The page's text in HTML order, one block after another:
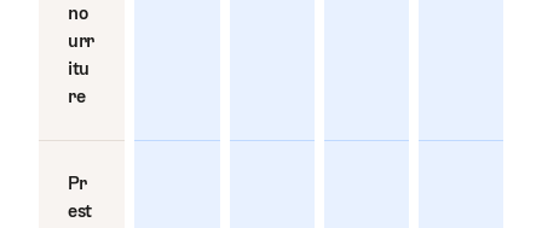
no
urr
itu
re
Pr
est